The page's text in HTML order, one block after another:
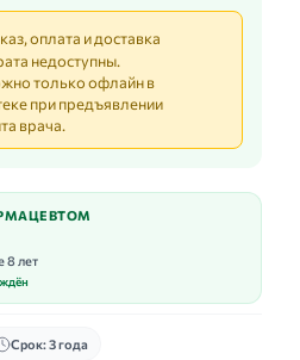
оплата и доставка
недоступны.
только офлайн в
при предъявлении
врача.
8 лет
Срок: 3 года